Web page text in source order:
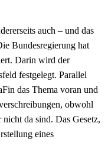
auch – und das
Bundesregierung hat
Darin wird der
festgelegt. Parallel
das Thema voran und
obwohl
da sind. Das Gesetz,
eines